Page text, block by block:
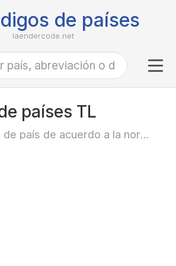
de países
laendercode.net
países TL
Abreviaciones de país de acuerdo a la norma ISO-3166 alfa-2